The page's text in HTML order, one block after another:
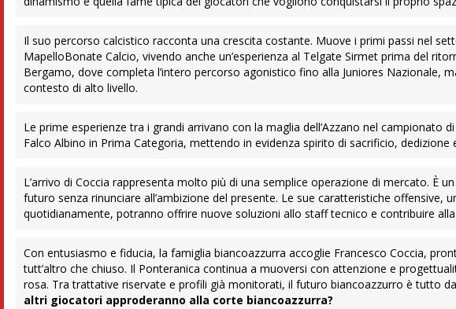
Il suo percorso calcistico racconta una crescita costante. Muove i primi passi nel
MapelloBonate Calcio, vivendo anche un’esperienza al Telgate Sirmet prima del
Bergamo, dove completa l’intero percorso agonistico fino alla Juniores Nazionale,
contesto di alto livello.
Le prime esperienze tra i grandi arrivano con la maglia dell’Azzano nel campionato
Falco Albino in Prima Categoria, mettendo in evidenza spirito di sacrificio, dedizione
L’arrivo di Coccia rappresenta molto più di una semplice operazione di mercato. È
futuro senza rinunciare all’ambizione del presente. Le sue caratteristiche offensive,
quotidianamente, potranno offrire nuove soluzioni allo staff tecnico e contribuire alla
Con entusiasmo e fiducia, la famiglia biancoazzurra accoglie Francesco Coccia,
tutt’altro che chiuso. Il Ponteranica continua a muoversi con attenzione e
rosa. Tra trattative riservate e profili già monitorati, il futuro biancoazzurro è tutto
altri giocatori approderanno alla corte biancoazzurra?